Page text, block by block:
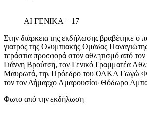
AI ΓΕΝΙΚΑ – 17
Στην διάρκεια της εκδήλωσης βραβέτηκε ο
γιατρός της Ολυμπιακής Ομάδας
τεράστια προσφορά στον αθλητισμό από
Γιάννη Βρούτση, τον Γενικό Γραμματέα
Μαυρωτά, την Πρόεδρο του ΟΑΚΑ Γωγώ
τον τον Δήμαρχο Αμαρουσίου Θόδωρο
Φωτο από την εκδήλωση